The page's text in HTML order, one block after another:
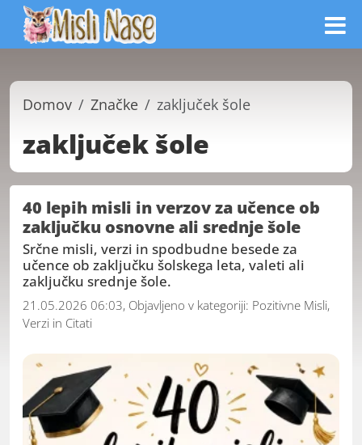
Domov Značke zaključek šole
zaključek šole
40 lepih misli in verzov za učence ob
zaključku osnovne ali srednje šole
Srčne misli, verzi in spodbudne besede za
učence ob zaključku šolskega leta, valeti ali
zaključku srednje šole.
21.05.2026 06:03, Objavljeno v kategoriji: Pozitivne Misli,
Verzi in Citati